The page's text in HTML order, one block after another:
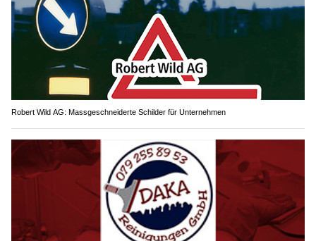
Robert Wild AG: Massgeschneiderte Schilder für Unternehmen